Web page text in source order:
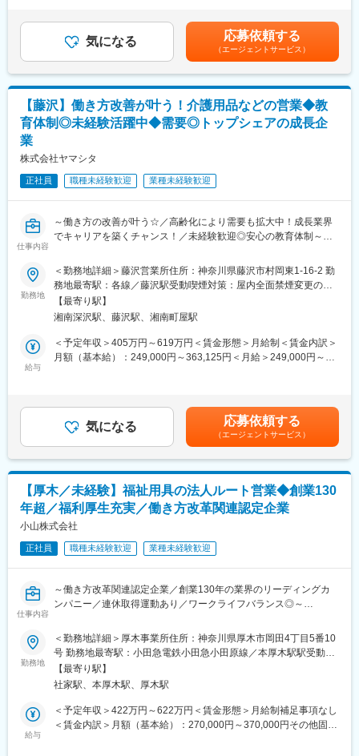
活かしながら活躍いただける環境です。
■働きやすさ
・残業は月平均3時間程度
業務分担や職員同士の協力体制が整っているため、残業は少な
め。仕事とプライベートの両立がしやすい環境です。
・ライフステージの変化にも対応
・育児休業の取得実績があり、結婚・出産後も安心して働き続け
■サポート環境
宿舎借上げ制度を利用できるため、転居を伴う就職も安心。利用
可能な託児所もあり、子育て中の方も働きやすい環境です。
■評価
変更の範囲：会社の定める業務
そんな想いをお持ちの方をお待ちしています。
■仕事内容
クラス担任業務
フリー保育士業務
遊びや活動の企画・実施
食事・排泄など生活面の援助
職員間での情報共有・支援会議への参加
行事の企画・運営 など
子どもたち一人ひとりの成長に寄り添いながら、安心して園生活
を送れるよう支援していただきます。
■研修体制
せてしっかりフォローします。
※経験豊富な先輩職員によるサポート体制が整っているため、経験
■働きやすさ
め。仕事とプライベートの両立がしやすい環境です。
・ライフステージの変化にも対応
・育児休業の取得実績があり、結婚・出産後も安心して働き続け
られます。
■サポート環境
宿舎借上げ制度を利用できるため、転居を伴う就職も安心。利用
可能な託児所もあり、子育て中の方も働きやすい環境です。
■評価
変更の範囲：会社の定める業務
気になる 応募依頼する
（エージェントサービス）
【藤沢】働き方改善が叶う！介護用品などの営業◆教
育体制◎未経験活躍中◆需要◎トップシェアの成長企
業
株式会社ヤマシタ
正社員 職種未経験歓迎 業種未経験歓迎
仕事内容
～働き方の改善が叶う☆／高齢化により需要も拡大中！成長業界
でキャリアを築くチャンス！／未経験歓迎◎安心の教育体制～
割！充実の研修制度
◇生成AIを活用し再現性の高い営業が可能！チーム制で働きやす
く、且つ質の高いサービスを提供
◇成果とプロセスが評価される明確な評価制度あり！最大年４回
の昇進・昇格制度により、スピード感をもったキャリア形成も可
◇業界トップ級シェア！売上も右肩上がり。2030年に業界No.1に
なることを目指して全国で増員募集
介護用品等の提供を行うケアマネージャー（ケアマネ）に対し
て、課題解決のための提案をお任せ。
ケアマネや実際に介護用品を使用する個人のお客様との信頼関係
■業務詳細
・既存顧客のケアマネ（約40～50名）への定期フォローを中心
に、信頼関係を深めながら潜在ニーズを発掘
マネへ最適な改善提案を実施
・地域の居宅介護支援事業所などへ訪問し、紹介・反響を元に新
■働き方の魅力
60％以上
⇒月に1～3回程度で土日祝の出勤はありますが、平日に100％振
休を取得しています。
⇒チームで代理対応をするため、休日対応は発生しません。
けられています。
勤務地
＜勤務地詳細＞藤沢営業所住所：神奈川県藤沢市村岡東1-16-2 勤
務地最寄駅：各線／藤沢駅受動喫煙対策：屋内全面禁煙変更の範
囲：会社の定める事業所
【最寄り駅】
湘南深沢駅、藤沢駅、湘南町屋駅
給与
＜予定年収＞405万円～619万円＜賃金形態＞月給制＜賃金内訳＞
月額（基本給）：249,000円～363,125円＜月給＞249,000円～
万（月給36万＋賞与＋諸手当）・所長：入社5年目760万（月給44
万＋賞与＋諸手当）賃金はあくまでも目安の金額であり、選考を
通じて上下する可能性があります。月給(月額)は固定手当を含めた
表記です。
気になる 応募依頼する
（エージェントサービス）
【厚木／未経験】福祉用具の法人ルート営業◆創業130
年超／福利厚生充実／働き方改革関連認定企業
小山株式会社
正社員 職種未経験歓迎 業種未経験歓迎
仕事内容
～働き方改革関連認定企業／創業130年の業界のリーディングカ
ンパニー／連休取得運動あり／ワークライフバランス◎～
■職務内容：
福祉用具のリース事業者（法人向け）に対する営業をお任せいた
します。既存顧客がメインのため、長期的に顧客と信頼関係を築
くことが可能です。教育制度・評価制度・福利厚生も充実してお
り、営業未経験の方でも安心してご就業いただける環境です。
＜具体的には＞
（1）福祉用具の貸与事業者から発注をいただき、在庫状況を確認
勤務地
＜勤務地詳細＞厚木事業所住所：神奈川県厚木市岡田4丁目5番10
号 勤務地最寄駅：小田急電鉄小田急小田原線／本厚木駅駅受動喫
煙対策：屋内全面禁煙変更の範囲：会社の定める事業所
【最寄り駅】
社家駅、本厚木駅、厚木駅
給与
＜予定年収＞422万円～622万円＜賃金形態＞月給制補足事項なし
＜賃金内訳＞月額（基本給）：270,000円～370,000円その他固定